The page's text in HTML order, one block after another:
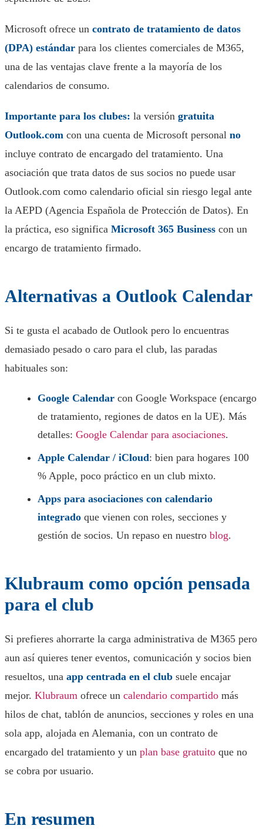
Microsoft ofrece un contrato de tratamiento de datos
(DPA) estándar para los clientes comerciales de M365,
una de las ventajas clave frente a la mayoría de los
calendarios de consumo.
Importante para los clubes: la versión gratuita
Outlook.com con una cuenta de Microsoft personal no
incluye contrato de encargado del tratamiento. Una
asociación que trata datos de sus socios no puede usar
Outlook.com como calendario oficial sin riesgo legal ante
la AEPD (Agencia Española de Protección de Datos). En
la práctica, eso significa Microsoft 365 Business con un
encargo de tratamiento firmado.
Alternativas a Outlook Calendar
Si te gusta el acabado de Outlook pero lo encuentras
demasiado pesado o caro para el club, las paradas
habituales son:
Google Calendar con Google Workspace (encargo
de tratamiento, regiones de datos en la UE). Más
detalles: Google Calendar para asociaciones.
Apple Calendar / iCloud: bien para hogares 100
% Apple, poco práctico en un club mixto.
Apps para asociaciones con calendario
integrado que vienen con roles, secciones y
gestión de socios. Un repaso en nuestro blog.
Klubraum como opción pensada
para el club
Si prefieres ahorrarte la carga administrativa de M365 pero
aun así quieres tener eventos, comunicación y socios bien
resueltos, una app centrada en el club suele encajar
mejor. Klubraum ofrece un calendario compartido más
hilos de chat, tablón de anuncios, secciones y roles en una
sola app, alojada en Alemania, con un contrato de
encargado del tratamiento y un plan base gratuito que no
se cobra por usuario.
En resumen